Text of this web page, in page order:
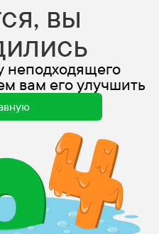
вы
неподходящего
вам его улучшить